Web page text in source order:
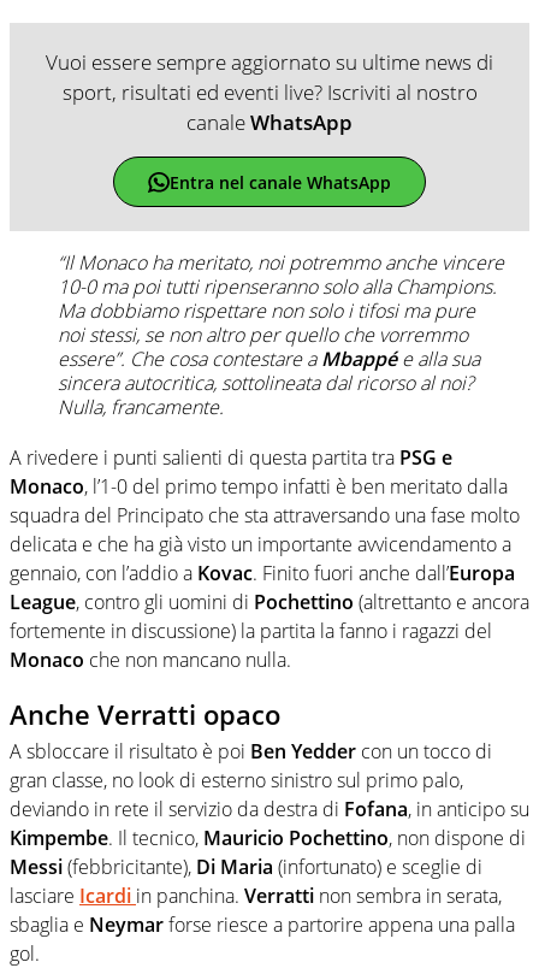
Vuoi essere sempre aggiornato su ultime news di
sport, risultati ed eventi live? Iscriviti al nostro
canaleWhatsApp
Entra nel canale WhatsApp
“Il Monaco ha meritato, noi potremmo anche vincere
10-0 ma poi tutti ripenseranno solo alla Champions.
Ma dobbiamo rispettare non solo i tifosi ma pure
noi stessi, se non altro per quello che vorremmo
essere”. Che cosa contestare aMbappée alla sua
sincera autocritica, sottolineata dal ricorso al noi?
Nulla, francamente.
A rivedere i punti salienti di questa partita tra PSG e
Monaco, l’1-0 del primo tempo infatti è ben meritato dalla
squadra del Principato che sta attraversando una fase molto
delicata e che ha già visto un importante avvicendamento a
gennaio, con l’addio a Kovac. Finito fuori anche dall’Europa
League, contro gli uomini di Pochettino (altrettanto e ancora
fortemente in discussione) la partita la fanno i ragazzi del
Monaco che non mancano nulla.
Anche Verratti opaco
A sbloccare il risultato è poi Ben Yedder con un tocco di
gran classe, no look di esterno sinistro sul primo palo,
deviando in rete il servizio da destra di Fofana, in anticipo su
Kimpembe. Il tecnico, Mauricio Pochettino, non dispone di
Messi(febbricitante), Di Maria (infortunato) e sceglie di
lasciare Icardi in panchina. Verratti non sembra in serata,
sbaglia e Neymarforse riesce a partorire appena una palla
gol.